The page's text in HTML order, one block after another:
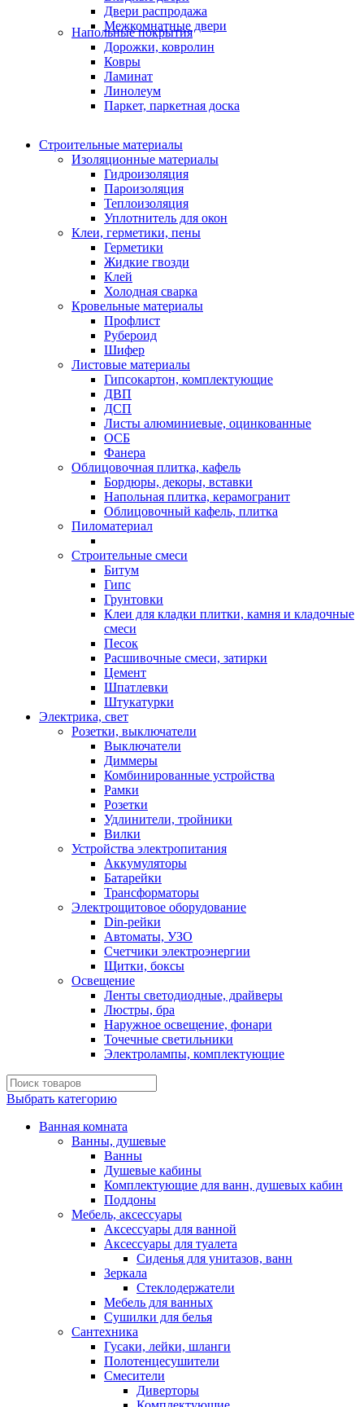
Двери распродажа
Межкомнатные двери
Напольные покрытия
Дорожки, ковролин
Ковры
Ламинат
Линолеум
Паркет, паркетная доска
Строительные материалы
Изоляционные материалы
Гидроизоляция
Пароизоляция
Теплоизоляция
Уплотнитель для окон
Клеи, герметики, пены
Герметики
Жидкие гвозди
Клей
Холодная сварка
Кровельные материалы
Профлист
Рубероид
Шифер
Листовые материалы
Гипсокартон, комплектующие
ДВП
ДСП
Листы алюминиевые, оцинкованные
ОСБ
Фанера
Облицовочная плитка, кафель
Бордюры, декоры, вставки
Напольная плитка, керамогранит
Облицовочный кафель, плитка
Пиломатериал
Строительные смеси
Битум
Гипс
Грунтовки
Клеи для кладки плитки, камня и кладочные
смеси
Песок
Расшивочные смеси, затирки
Цемент
Шпатлевки
Штукатурки
Электрика, свет
Розетки, выключатели
Выключатели
Диммеры
Комбинированные устройства
Рамки
Розетки
Удлинители, тройники
Вилки
Устройства электропитания
Аккумуляторы
Батарейки
Трансформаторы
Электрощитовое оборудование
Din-рейки
Автоматы, УЗО
Счетчики электроэнергии
Щитки, боксы
Освещение
Ленты светодиодные, драйверы
Люстры, бра
Наружное освещение, фонари
Точечные светильники
Электролампы, комплектующие
Выбрать категорию
Ванная комната
Ванны, душевые
Ванны
Душевые кабины
Комплектующие для ванн, душевых кабин
Поддоны
Мебель, аксессуары
Аксессуары для ванной
Аксессуары для туалета
Сиденья для унитазов, ванн
Зеркала
Стеклодержатели
Мебель для ванных
Сушилки для белья
Сантехника
Гусаки, лейки, шланги
Полотенцесушители
Смесители
Диверторы